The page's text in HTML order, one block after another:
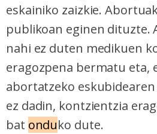
eskainiko zaizkie.
publikoan eginen dituzte.
nahi ez duten medikuen
eragozpena bermatu eta,
abortatzeko
ez dadin, kontzientzia
bat onduko dute.